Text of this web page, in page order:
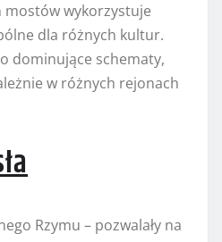
mostów wykorzystuje
dla różnych kultur.
dominujące schematy,
w różnych rejonach
Rzymu – pozwalały na